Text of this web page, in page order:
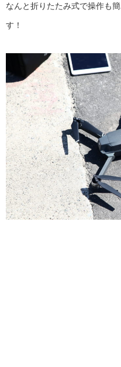
なんと折りたたみ式で操作も
す！